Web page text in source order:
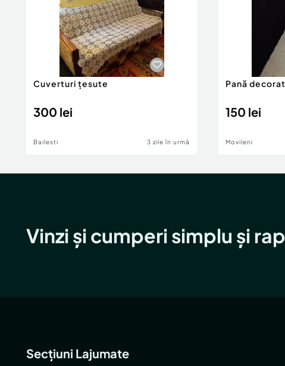
Cuverturi țesute
300 lei
Bailesti 3 zile în urmă
Pană
150 lei
Movileni
Vinzi și cumperi simplu și
Secțiuni Lajumate